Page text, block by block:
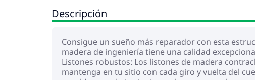
Descripción
Consigue un sueño más reparador con esta
madera de ingeniería tiene una calidad
Listones robustos: Los listones de madera
mantenga en tu sitio con cada giro y vuelta del